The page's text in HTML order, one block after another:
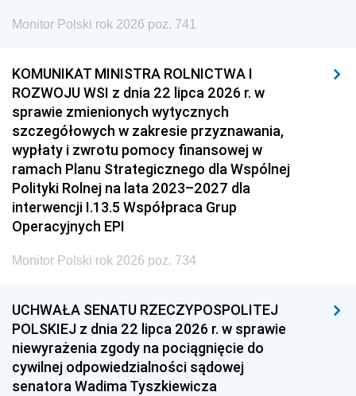
Monitor Polski rok 2026 poz. 741
KOMUNIKAT MINISTRA ROLNICTWA I
ROZWOJU WSI z dnia 22 lipca 2026 r. w
sprawie zmienionych wytycznych
szczegółowych w zakresie przyznawania,
wypłaty i zwrotu pomocy finansowej w
ramach Planu Strategicznego dla Wspólnej
Polityki Rolnej na lata 2023–2027 dla
interwencji I.13.5 Współpraca Grup
Operacyjnych EPI
Monitor Polski rok 2026 poz. 734
UCHWAŁA SENATU RZECZYPOSPOLITEJ
POLSKIEJ z dnia 22 lipca 2026 r. w sprawie
niewyrażenia zgody na pociągnięcie do
cywilnej odpowiedzialności sądowej
senatora Wadima Tyszkiewicza